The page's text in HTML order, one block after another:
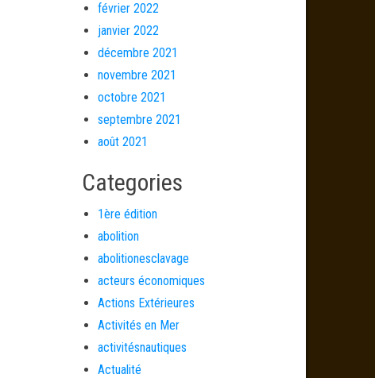
février 2022
janvier 2022
décembre 2021
novembre 2021
octobre 2021
septembre 2021
août 2021
Categories
1ère édition
abolition
abolitionesclavage
acteurs économiques
Actions Extérieures
Activités en Mer
activitésnautiques
Actualité